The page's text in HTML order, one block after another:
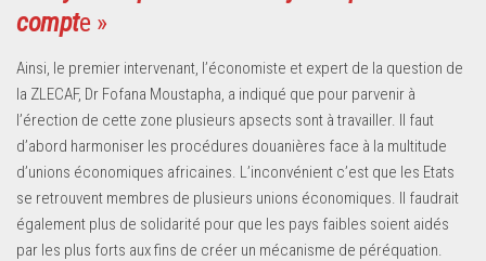
compte »
Ainsi, le premier intervenant, l’économiste et expert de la question de
la ZLECAF, Dr Fofana Moustapha, a indiqué que pour parvenir à
l’érection de cette zone plusieurs apsects sont à travailler. Il faut
d’abord harmoniser les procédures douanières face à la multitude
d’unions économiques africaines. L’inconvénient c’est que les Etats
se retrouvent membres de plusieurs unions économiques. Il faudrait
également plus de solidarité pour que les pays faibles soient aidés
par les plus forts aux fins de créer un mécanisme de péréquation.